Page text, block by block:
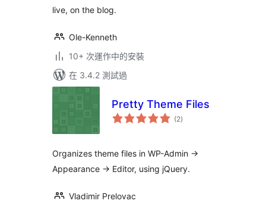
live, on the blog.
Ole-Kenneth
10+ 次運作中的安裝
在 3.4.2 測試過
Pretty Theme Files
(2總
評)
Organizes theme files in WP-Admin ->
Appearance -> Editor, using jQuery.
Vladimir Prelovac